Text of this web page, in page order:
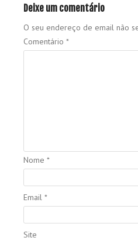
Deixe um comentário
O seu endereço de email não
Comentário *
Nome *
Email *
Site